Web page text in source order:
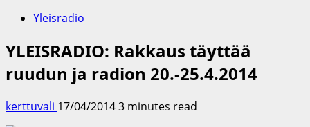
Yleisradio
YLEISRADIO: Rakkaus täyttää
ruudun ja radion 20.-25.4.2014
kerttuvali 17/04/20143 minutes read